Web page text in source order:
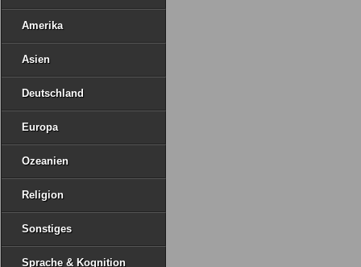
Amerika
Asien
Deutschland
Europa
Ozeanien
Religion
Sonstiges
Sprache & Kognition